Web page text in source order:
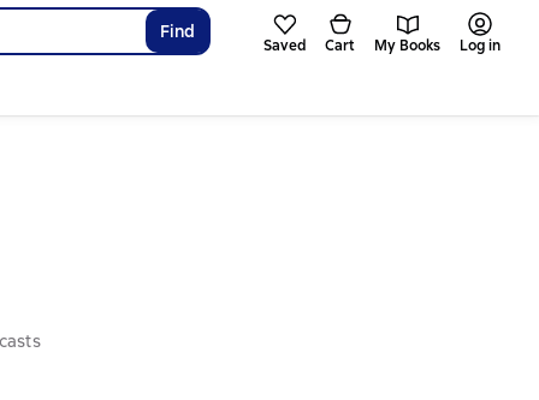
Find
Saved Cart My Books Log in